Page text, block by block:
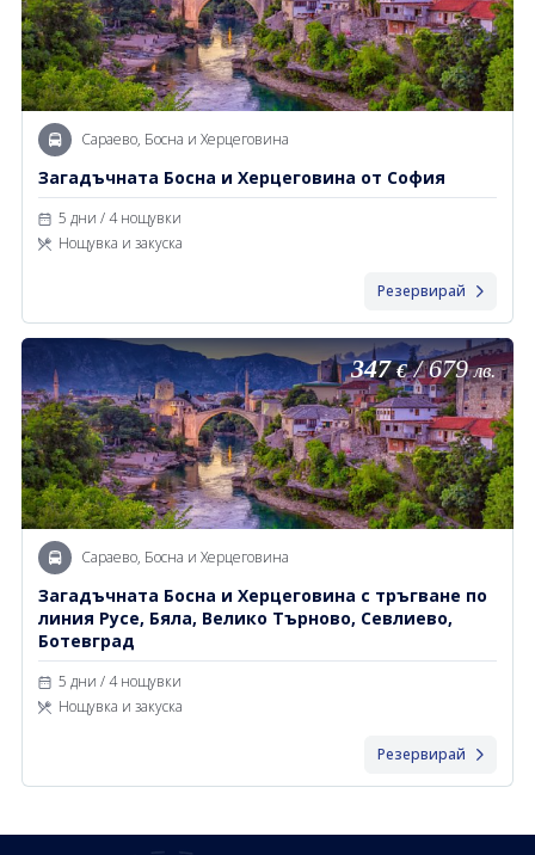
Сараево, Босна и Херцеговина
Загадъчната Босна и Херцеговина от София
5 дни / 4 нощувки
Нощувка и закуска
Резервирай
347 €/679 лв.
Сараево, Босна и Херцеговина
Загадъчната Босна и Херцеговина с тръгване по
линия Русе, Бяла, Велико Търново, Севлиево,
Ботевград
5 дни / 4 нощувки
Нощувка и закуска
Резервирай